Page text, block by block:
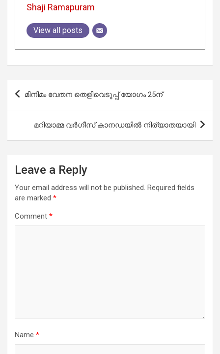
Shaji Ramapuram
View all posts
Post
navigation
മിനിമം വേതന തെളിവെടുപ്പ് യോഗം 25ന്
മറിയാമ്മ വർഗീസ് കാനഡയിൽ നിര്യാതയായി
Leave a Reply
Your email address will not be published. Required fields
are marked *
Comment *
Name *